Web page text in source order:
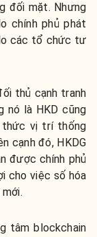
đối mặt. Nhưng
chính phủ phát
các tổ chức tư
thủ cạnh tranh
nó là HKD cũng
vị trí thống
cạnh đó, HKDG
được chính phủ
cho việc số hóa
tâm blockchain